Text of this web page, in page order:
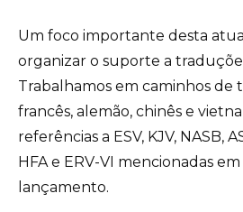
Um foco importante desta
organizar o suporte a
Trabalhamos em caminhos de
francês, alemão, chinês e
referências a ESV, KJV, NASB,
HFA e ERV-VI mencionadas
lançamento.